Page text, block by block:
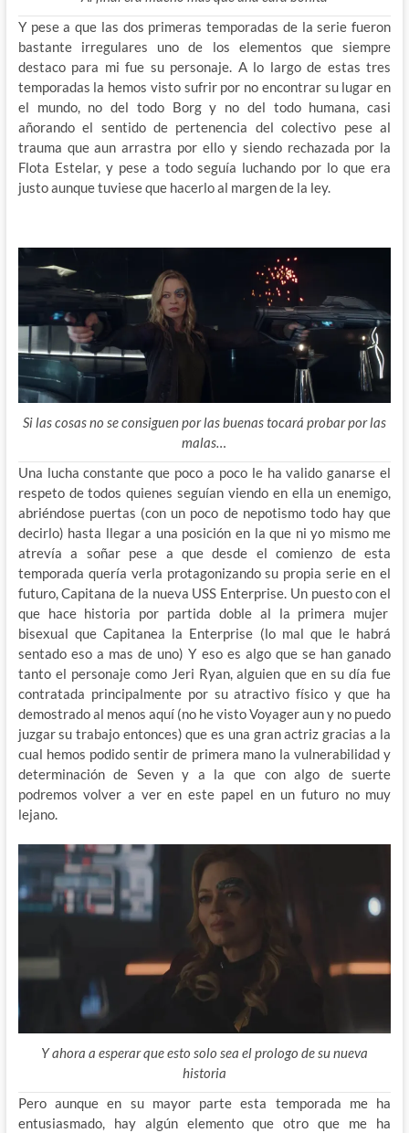
Y pese a que las dos primeras temporadas de la serie fueron
bastante irregulares uno de los elementos que siempre
destaco para mi fue su personaje. A lo largo de estas tres
temporadas la hemos visto sufrir por no encontrar su lugar en
el mundo, no del todo Borg y no del todo humana, casi
añorando el sentido de pertenencia del colectivo pese al
trauma que aun arrastra por ello y siendo rechazada por la
Flota Estelar, y pese a todo seguía luchando por lo que era
justo aunque tuviese que hacerlo al margen de la ley.
Si las cosas no se consiguen por las buenas tocará probar por las
malas…
Una lucha constante que poco a poco le ha valido ganarse el
respeto de todos quienes seguían viendo en ella un enemigo,
abriéndose puertas (con un poco de nepotismo todo hay que
decirlo) hasta llegar a una posición en la que ni yo mismo me
atrevía a soñar pese a que desde el comienzo de esta
temporada quería verla protagonizando su propia serie en el
futuro, Capitana de la nueva USS Enterprise. Un puesto con el
que hace historia por partida doble al la primera mujer
bisexual que Capitanea la Enterprise (lo mal que le habrá
sentado eso a mas de uno) Y eso es algo que se han ganado
tanto el personaje como Jeri Ryan, alguien que en su día fue
contratada principalmente por su atractivo físico y que ha
demostrado al menos aquí (no he visto Voyager aun y no puedo
juzgar su trabajo entonces) que es una gran actriz gracias a la
cual hemos podido sentir de primera mano la vulnerabilidad y
determinación de Seven y a la que con algo de suerte
podremos volver a ver en este papel en un futuro no muy
lejano.
Y ahora a esperar que esto solo sea el prologo de su nueva
historia
Pero aunque en su mayor parte esta temporada me ha
entusiasmado, hay algún elemento que otro que me ha